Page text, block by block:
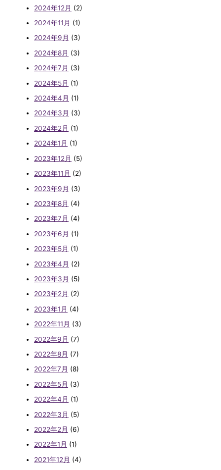
2024年12月 (2)
2024年11月 (1)
2024年9月 (3)
2024年8月 (3)
2024年7月 (3)
2024年5月 (1)
2024年4月 (1)
2024年3月 (3)
2024年2月 (1)
2024年1月 (1)
2023年12月 (5)
2023年11月 (2)
2023年9月 (3)
2023年8月 (4)
2023年7月 (4)
2023年6月 (1)
2023年5月 (1)
2023年4月 (2)
2023年3月 (5)
2023年2月 (2)
2023年1月 (4)
2022年11月 (3)
2022年9月 (7)
2022年8月 (7)
2022年7月 (8)
2022年5月 (3)
2022年4月 (1)
2022年3月 (5)
2022年2月 (6)
2022年1月 (1)
2021年12月 (4)